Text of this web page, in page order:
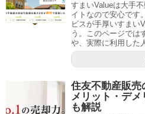
すまいValueは大手
イトなので安心です
ビスが手厚いすまい
う。このページでは
や、実際に利用した
住友不動産販売
メリット・デ
も解説